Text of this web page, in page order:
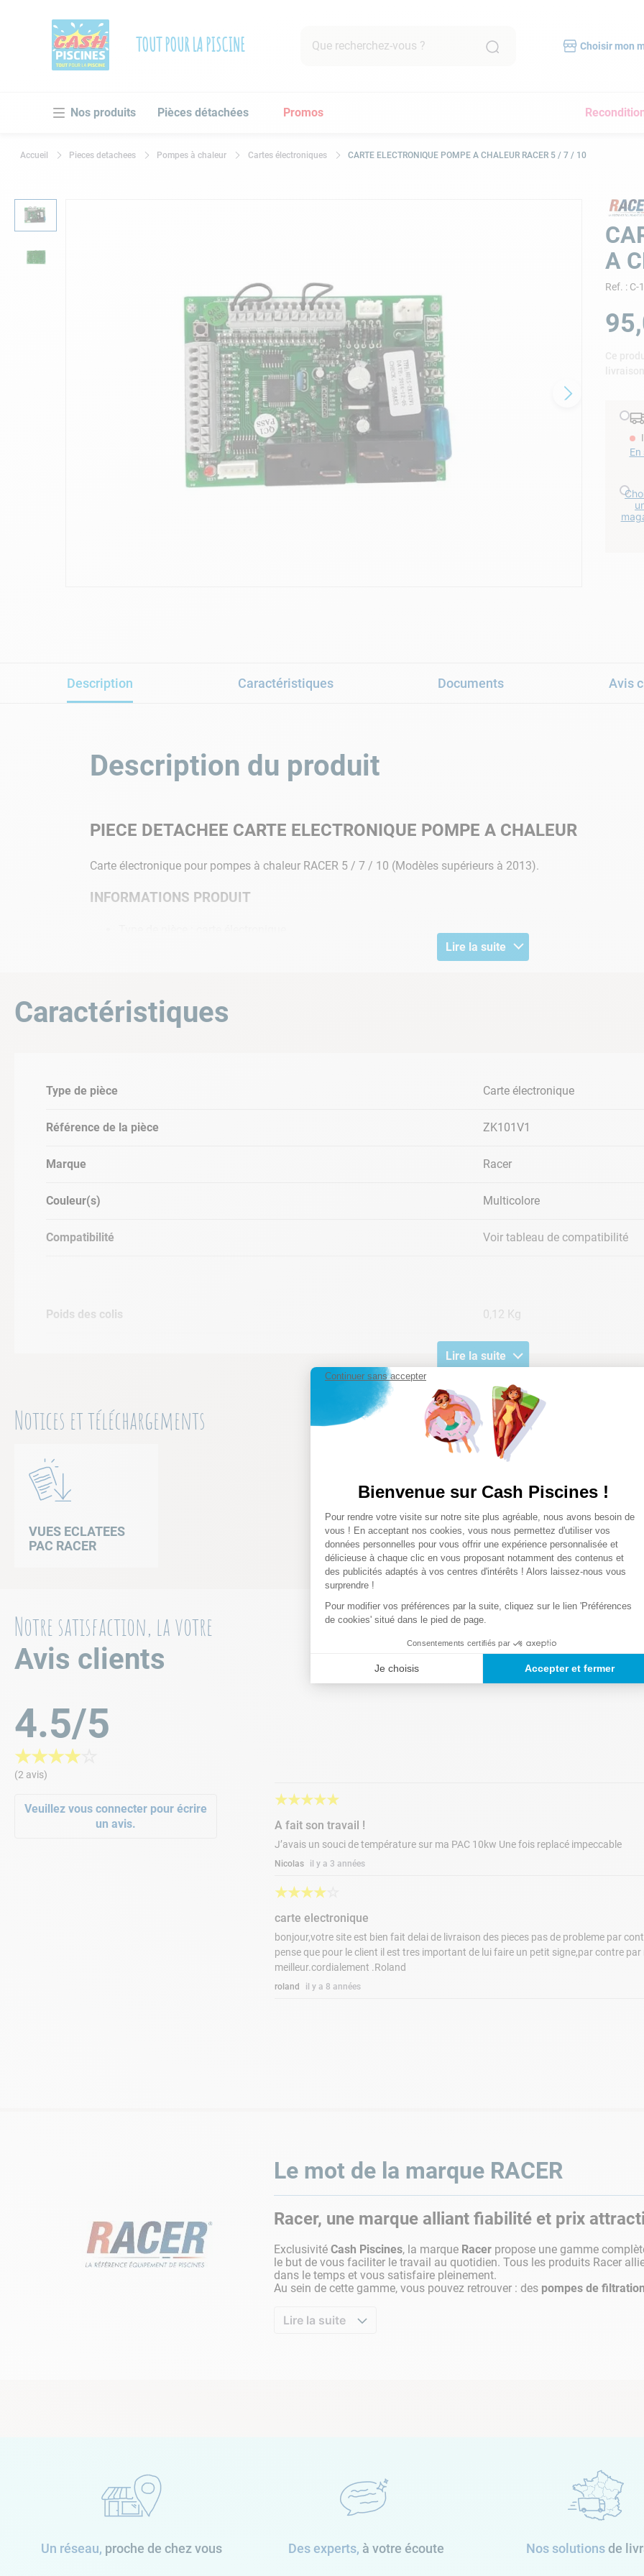
TOUT POUR LA PISCINE Choisir mon
Pièces détachées Promos
Pieces detachees Pompes à chaleur Cartes électroniques CARTE ELECTRONIQUE POMPE A CHALEUR RACER 5 / 7 / 10
A
Ref. : C-
95,
Description Caractéristiques Documents Avis
Description du produit
PIECE DETACHEE CARTE ELECTRONIQUE POMPE A CHALEUR
Carte électronique pour pompes à chaleur RACER 5 / 7 / 10 (Modèles supérieurs à 2013).
INFORMATIONS PRODUIT
Compatibilité : voir tableau ci-dessous
TABLEAU DE COMPATIBILITÉ PRODUIT
POMPE A CHALEUR RACER HORIZONTALE
C-11-041104
Lire la suite
Caractéristiques
Lire la suite
Type de pièce Carte électronique
Référence de la pièce ZK101V1
Marque Racer
Couleur(s) Multicolore
Compatibilité Voir tableau de compatibilité
Poids des colis 0,12 Kg
Notices et téléchargements
VUES ECLATEES
PAC RACER
Notre satisfaction, la votre
Avis clients
★★★★
4.5/5
(2 avis)
Veuillez vous connecter pour écrire
un avis.
★★★★★
A fait son travail !
il y a 3 années
Nicolas
J’avais un souci de température sur ma PAC 10kw Une fois replacé impeccable
★★★★
carte electronique
il y a 8 années
roland
bonjour,votre site est bien fait delai de livraison des pieces pas de probleme par
pense que pour le client il est tres important de lui faire un petit signe,par contre
meilleur.cordialement .Roland
Le mot de la marque RACER
Racer, une marque alliant fiabilité et prix
Exclusivité Cash Piscines, la marque Racer propose une gamme
le but de vous faciliter le travail au quotidien. Tous les produits Racer
dans le temps et vous satisfaire pleinement.
Au sein de cette gamme, vous pouvez retrouver : des pompes de filtration
Lire la suite
Un réseau, proche de chez vous Des experts, à votre écoute Nos solutionsde
1.
pompe filtration piscine
skimmer
9.
aspirateur piscine
10. chlore choc
Continuer sans accepter
Bienvenue sur Cash Piscines !
Plateforme de Gestion du
Pour rendre votre visite sur notre site plus agréable, nous avons besoin de
vous ! En acceptant nos cookies, vous nous permettez d'utiliser vos
données personnelles pour vous offrir une expérience personnalisée et
délicieuse à chaque clic en vous proposant notamment des contenus et
des publicités adaptés à vos centres d'intérêts ! Alors laissez-nous vous
surprendre !
Pour modifier vos préférences par la suite, cliquez sur le lien 'Préférences
de cookies' situé dans le pied de page.
Consentements certifiés par
Je choisis Accepter et fermer
Axeptio consent